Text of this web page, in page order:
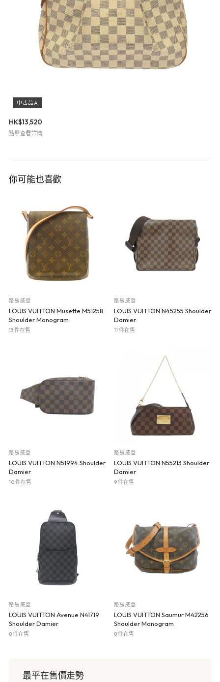
中古品A
HK$13,520
點擊查看詳情
你可能也喜歡
路易威登
LOUIS VUITTON Musette M51258
Shoulder Monogram
13 件在售
路易威登
LOUIS VUITTON N45255 Shoulder
Damier
11 件在售
路易威登
LOUIS VUITTON N51994 Shoulder
Damier
10 件在售
路易威登
LOUIS VUITTON N55213 Shoulder
Damier
9 件在售
路易威登
LOUIS VUITTON Avenue N41719
Shoulder Damier
8 件在售
路易威登
LOUIS VUITTON Saumur M42256
Shoulder Monogram
8 件在售
最平在售價走勢